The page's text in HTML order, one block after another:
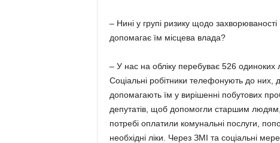
– Нині у групі ризику щодо
допомагає їм місцева влада?
– У нас на обліку перебуває 526 одиноких
Соціальні робітники телефонують до них,
допомагають їм у вирішенні побуто­вих
депутатів, щоб допомогли старшим
потребі оплатили комунальні послу­ги,
необхідні ліки. Через ЗМІ та соціальні